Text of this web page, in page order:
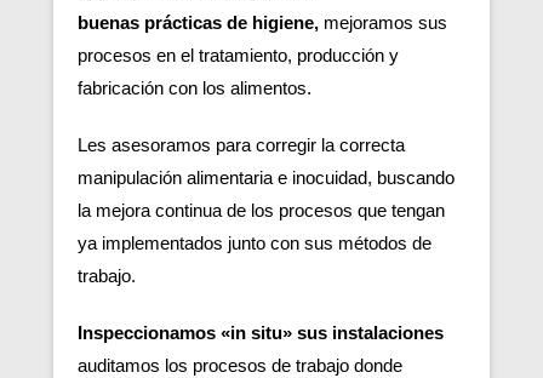
buenas prácticas de higiene, mejoramos sus
procesos en el tratamiento, producción y
fabricación con los alimentos.
Les asesoramos para corregir la correcta
manipulación alimentaria e inocuidad, buscando
la mejora continua de los procesos que tengan
ya implementados junto con sus métodos de
trabajo.
Inspeccionamos «in situ» sus instalaciones
auditamos los procesos de trabajo donde